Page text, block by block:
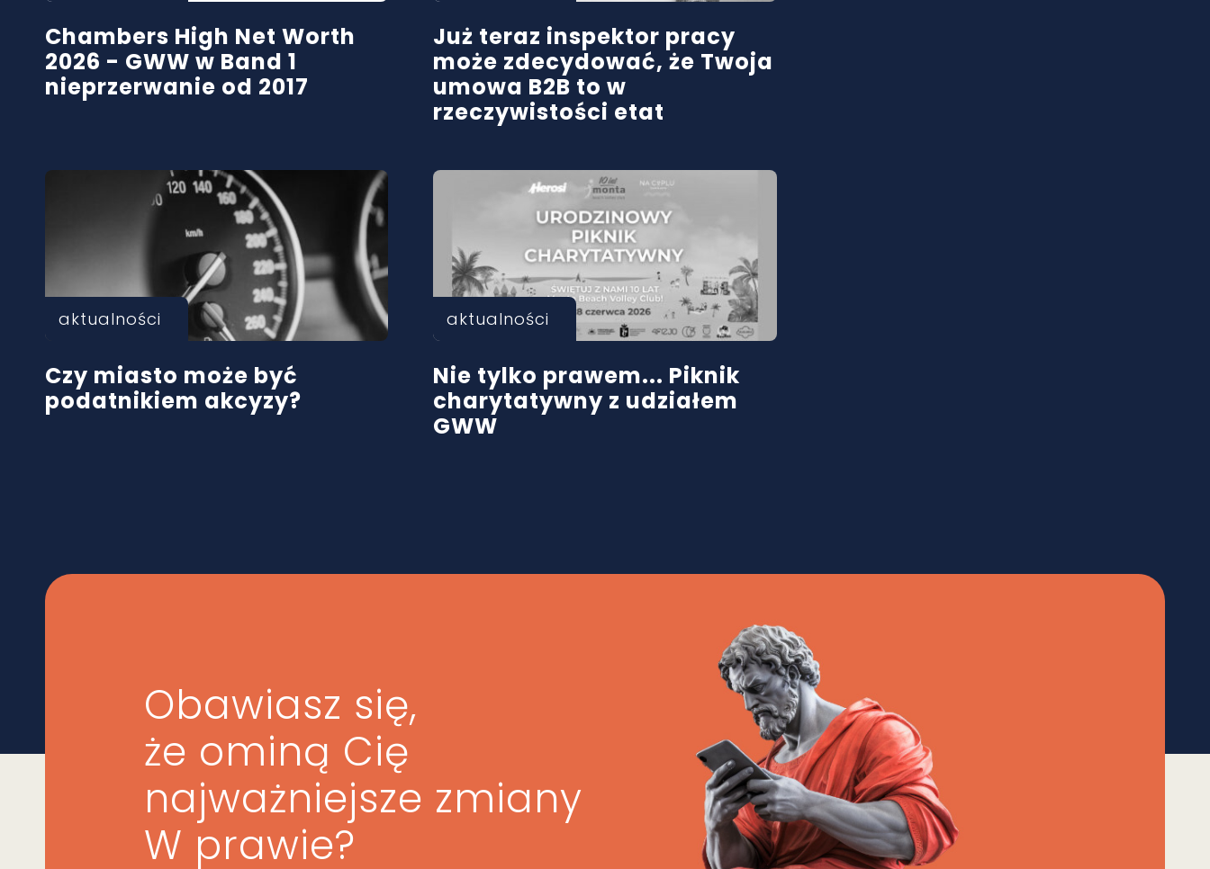
Chambers High Net Worth
2026 - GWW w Band 1
nieprzerwanie od 2017
Już teraz inspektor pracy
może zdecydować, że Twoja
umowa B2B to w
rzeczywistości etat
aktualności
Czy miasto może być
podatnikiem akcyzy?
aktualności
Nie tylko prawem... Piknik
charytatywny z udziałem
GWW
Obawiasz się,
że ominą Cię
najważniejsze zmiany
W prawie?